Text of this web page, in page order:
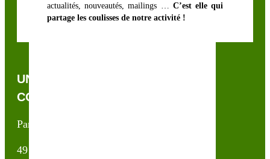
actualités, nouveautés, mailings … C’est elle qui
partage les coulisses de notre activité !
UNE QUESTION, UN CONSEIL ?
CONTACTEZ-NOUS !
Partner & Co SAS
49 avenue du Général de Gaulle